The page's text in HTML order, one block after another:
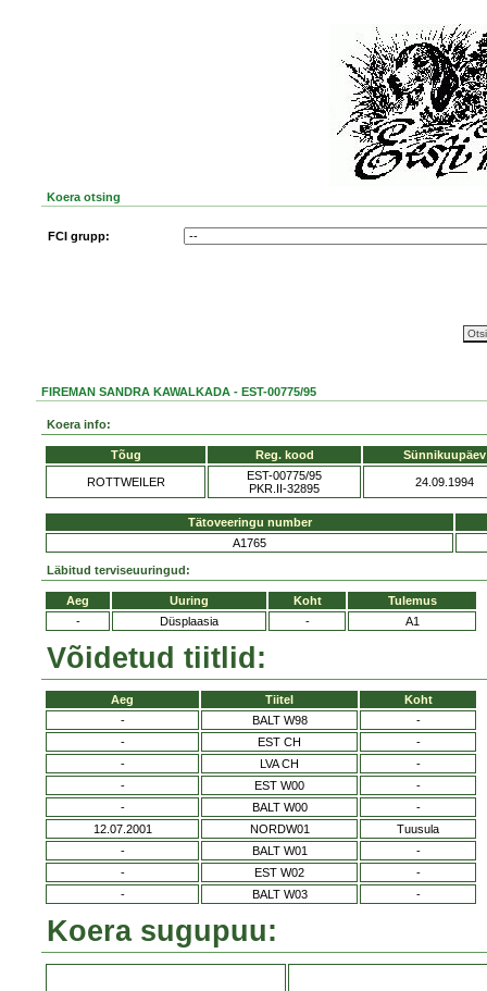
Koera otsing
FCI grupp:
FIREMAN SANDRA KAWALKADA - EST-00775/95
Koera info:
Tõug Reg. kood Sünnikuupäev
ROTTWEILER
EST-00775/95
PKR.II-32895
24.09.1994
Tätoveeringu number
A1765
Läbitud terviseuuringud:
Aeg Uuring Koht
Tulemus
-
Düsplaasia - A1
Võidetud tiitlid:
Aeg Tiitel
Koht
-
BALT W98
-
-
EST CH
-
-
LVA CH
-
-
EST W00
-
-
BALT W00
-
12.07.2001
NORDW01
Tuusula
-
BALT W01
-
-
EST W02
-
-
BALT W03 -
Koera sugupuu: